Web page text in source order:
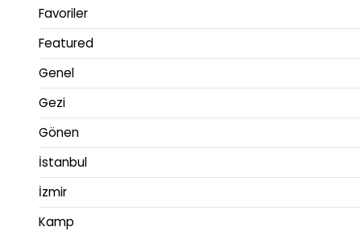
Favoriler
Featured
Genel
Gezi
Gönen
İstanbul
İzmir
Kamp